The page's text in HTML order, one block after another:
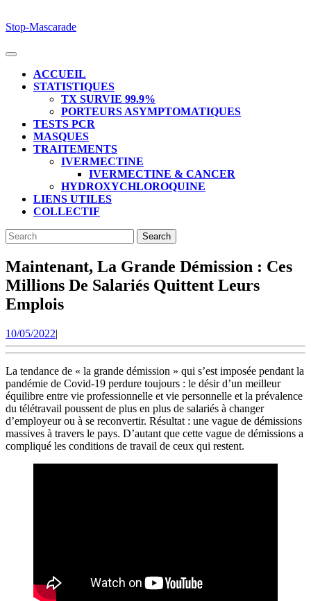
Skip
content
Stop-Mascarade
Open
ButtonACCUEIL
STATISTIQUES
TX SURVIE 99.9%
PORTEURS ASYMPTOMATIQUES
TESTS PCR
MASQUES
TRAITEMENTS
IVERMECTINE
IVERMECTINE & CANCER
HYDROXYCHLOROQUINE
LIENS UTILES
COLLECTIF
CLOSE
BUTTON
Search
for:
Maintenant, La Grande Démission : Ces
Millions De Salariés Quittent Leurs
Emplois
10/05/202210/05/2022
|
La tendance de « la grande démission » qui s’est imposée pendant la
pandémie de Covid-19 perdure toujours : le désir d’un meilleur
équilibre entre vie professionnelle et vie personnelle et la prévalence
du télétravail poussent de plus en plus de salariés à changer
d’employeur ou à se reconvertir. Résultat : une vague de démissions
massives à travers le pays. D’autant que cette vague de démissions a
compliqué les conditions de travail de ceux qui restent.